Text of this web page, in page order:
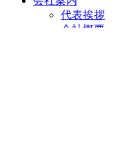
代表挨拶
会社概要